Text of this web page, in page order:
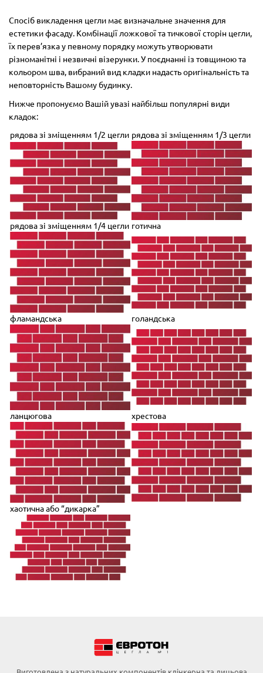
Спосіб викладення цегли має визначальне значення для
естетики фасаду. Комбінації ложкової та тичкової сторін цегли,
їх перев’язка у певному порядку можуть утворювати
різноманітні і незвичні візерунки. У поєднанні із товщиною та
кольором шва, вибраний вид кладки надасть оригінальність та
неповторність Вашому будинку.
Нижче пропонуємо Вашій увазі найбільш популярні види
кладок:
рядова зі зміщенням 1/2 цегли рядова зі зміщенням 1/3 цегли
рядова зі зміщенням 1/4 цегли готична
фламандська голандська
ланцюгова хрестова
хаотична або “дикарка”